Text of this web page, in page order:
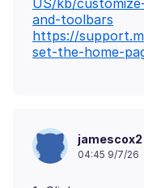
US/kb/
and-toolbars
https://
set-the-home-
jamescox2
04:45 9/7/26